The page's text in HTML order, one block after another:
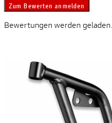
Zum Bewerten anmelden
Bewertungen werden geladen...